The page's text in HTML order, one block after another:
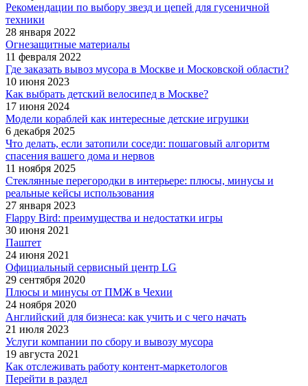
Рекомендации по выбору звезд и цепей для гусеничной
техники
28 января 2022
Огнезащитные материалы
11 февраля 2022
Где заказать вывоз мусора в Москве и Московской области?
10 июня 2023
Как выбрать детский велосипед в Москве?
17 июня 2024
Модели кораблей как интересные детские игрушки
6 декабря 2025
Что делать, если затопили соседи: пошаговый алгоритм
спасения вашего дома и нервов
11 ноября 2025
Стеклянные перегородки в интерьере: плюсы, минусы и
реальные кейсы использования
27 января 2023
Flappy Bird: преимущества и недостатки игры
30 июня 2021
Паштет
24 июня 2021
Официальный сервисный центр LG
29 сентября 2020
Плюсы и минусы от ПМЖ в Чехии
24 ноября 2020
Английский для бизнеса: как учить и с чего начать
21 июля 2023
Услуги компании по сбору и вывозу мусора
19 августа 2021
Как отслеживать работу контент-маркетологов
Перейти в раздел